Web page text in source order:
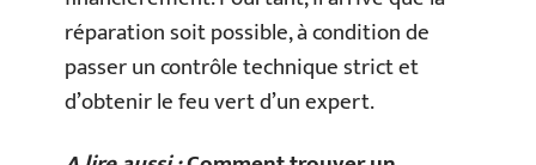
réparation soit possible, à condition de
passer un contrôle technique strict et
d’obtenir le feu vert d’un expert.